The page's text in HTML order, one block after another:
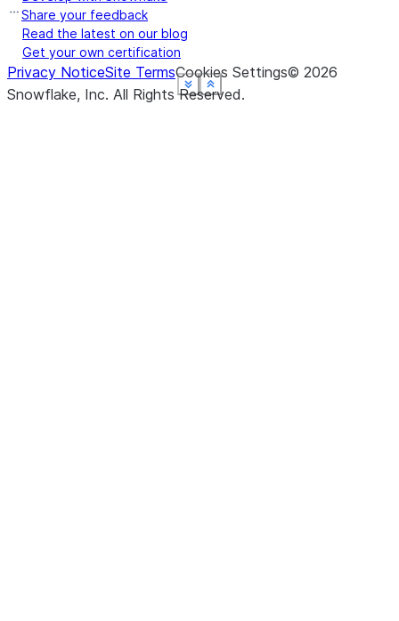
Show less
See more
Show less
See more
Show less
See more
Show less
See more
Show less
See more
Share your feedback
Read the latest on our blog
Get your own certification
Privacy NoticeSite TermsCookies Settings© 2026
Snowflake, Inc. All Rights Reserved.